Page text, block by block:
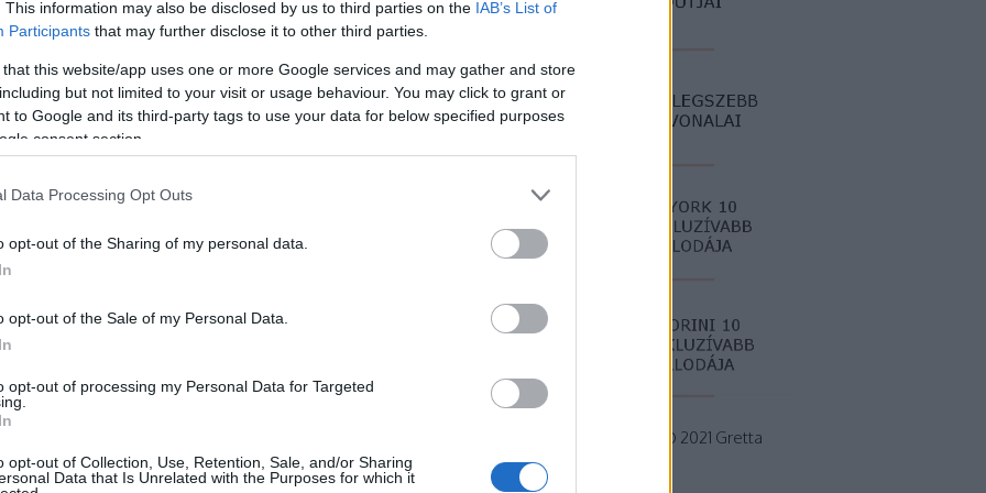
This information may also be disclosed by us to third parties on the IAB’s List of
Participants that may further disclose it to other third parties.
that this website/app uses one or more Google services and may gather and store
but not limited to your visit or usage behaviour. You may click to grant or
to Google and its third-party tags to use your data for below specified purposes
consent section.
Data Processing Opt Outs
opt-out of the Sharing of my personal data.
opt-out of the Sale of my Personal Data.
opt-out of processing my Personal Data for Targeted
opt-out of Collection, Use, Retention, Sale, and/or Sharing
Data that Is Unrelated with the Purposes for which it
komment
szingapúr top10 athén egyesült királyság életstílus
buenos aires coa gretta lifetstyle the connaughts the
tayer + elementary kwant florería atlántico
pony the sg club grettelifestyle
és lehengerlőek - többek között ezekkel a
természeti kincset rejtenek. Vigyázz rájuk te is,
is tudjanak bennük gyönyörködni! Kampó-erdő,
Minden jog fenntartva © 2021 Gretta